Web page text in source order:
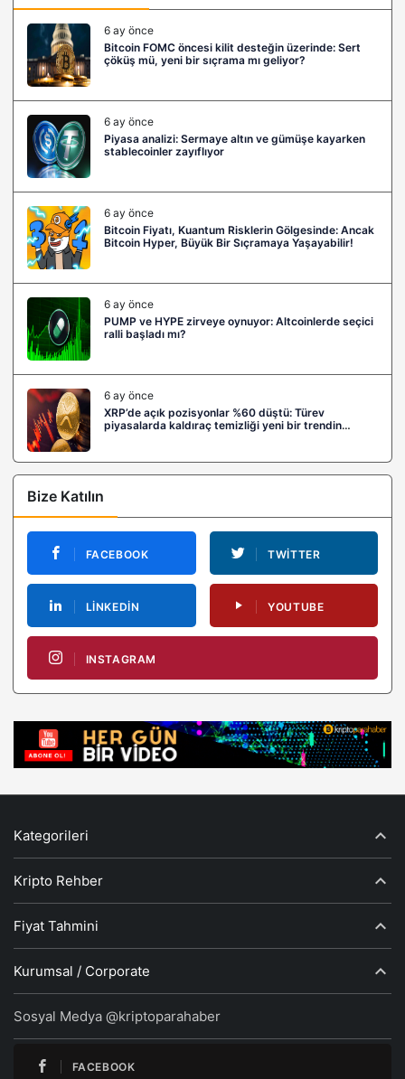
6 ay önce
Bitcoin FOMC öncesi kilit desteğin üzerinde: Sert
çöküş mü, yeni bir sıçrama mı geliyor?
6 ay önce
Piyasa analizi: Sermaye altın ve gümüşe kayarken
stablecoinler zayıflıyor
6 ay önce
Bitcoin Fiyatı, Kuantum Risklerin Gölgesinde: Ancak
Bitcoin Hyper, Büyük Bir Sıçramaya Yaşayabilir!
6 ay önce
PUMP ve HYPE zirveye oynuyor: Altcoinlerde seçici
ralli başladı mı?
6 ay önce
XRP’de açık pozisyonlar %60 düştü: Türev
piyasalarda kaldıraç temizliği yeni bir trendin
Bize Katılın
FACEBOOK TWITTER
LINKEDIN YOUTUBE
INSTAGRAM
Kategorileri
Kripto Rehber
Fiyat Tahmini
Kurumsal / Corporate
Sosyal Medya @kriptoparahaber
FACEBOOK